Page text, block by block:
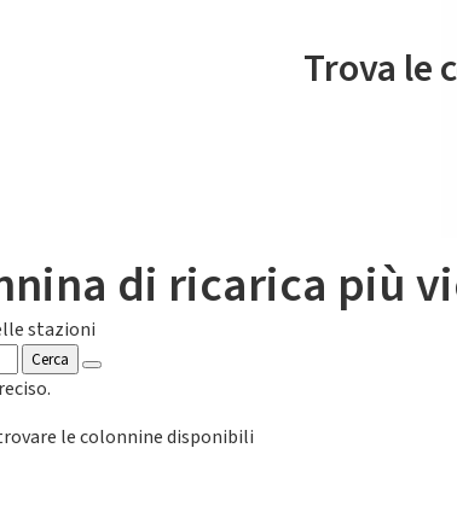
Trova le
di ricarica più
stazioni
Cerca
le colonnine disponibili